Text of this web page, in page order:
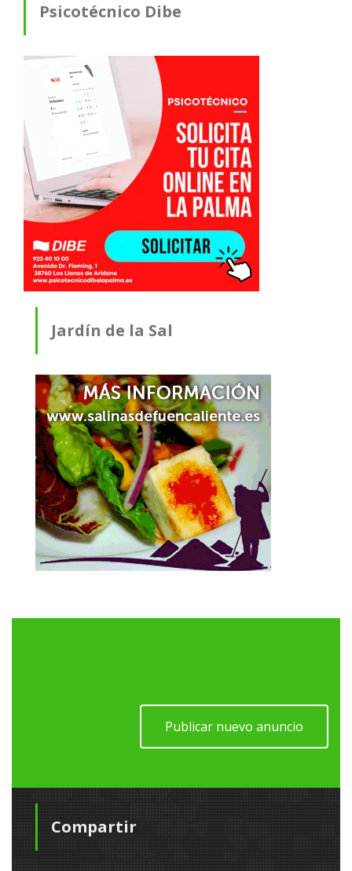
Psicotécnico Dibe
Jardín de la Sal
Publicar nuevo anuncio
Compartir